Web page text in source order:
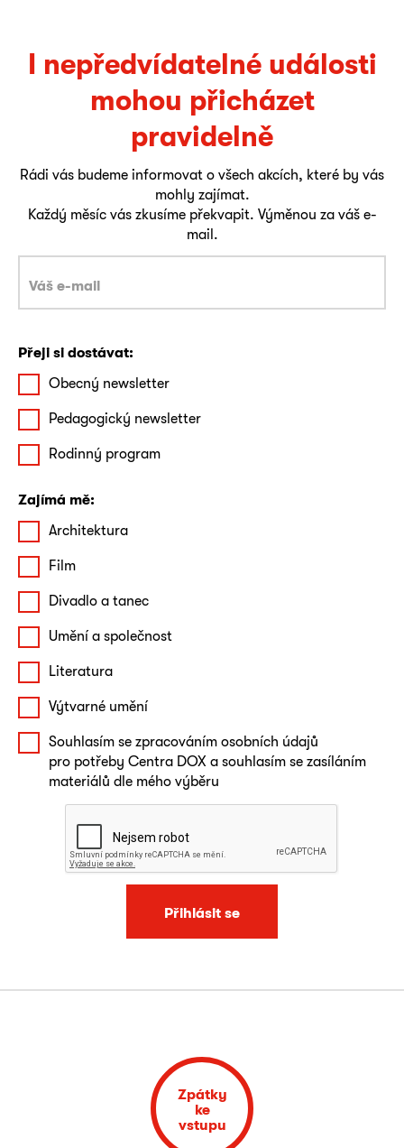
I nepředvídatelné události
mohou přicházet
pravidelně
Rádi vás budeme informovat o všech akcích, které by vás
mohly zajímat.
Každý měsíc vás zkusíme překvapit. Výměnou za váš e-
mail.
Přeji si dostávat:
Obecný newsletter
Pedagogický newsletter
Rodinný program
Zajímá mě:
Architektura
Film
Divadlo a tanec
Umění a společnost
Literatura
Výtvarné umění
Souhlasím se zpracováním osobních údajů
pro potřeby Centra DOX a souhlasím se zasíláním
materiálů dle mého výběru
Přihlásit se
Zpátky
ke
vstupu